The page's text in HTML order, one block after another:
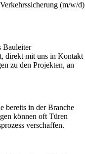
(m/w/d)
Bauleiter
direkt mit uns in Kontakt
zu den Projekten, an
bereits in der Branche
können oft Türen
verschaffen.